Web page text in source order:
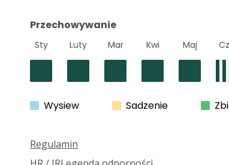
Przechowywanie
Sty Luty Mar Kwi Maj
Wysiew Sadzenie
Regulamin